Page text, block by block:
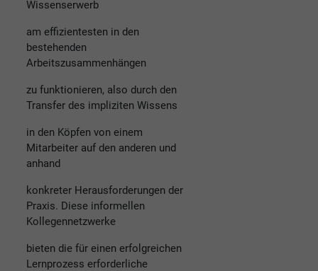
Wissenserwerb
am effizientesten in den
bestehenden
Arbeitszusammenhängen
zu funktionieren, also durch den
Transfer des impliziten Wissens
in den Köpfen von einem
Mitarbeiter auf den anderen und
anhand
konkreter Herausforderungen der
Praxis. Diese informellen
Kollegennetzwerke
bieten die für einen erfolgreichen
Lernprozess erforderliche